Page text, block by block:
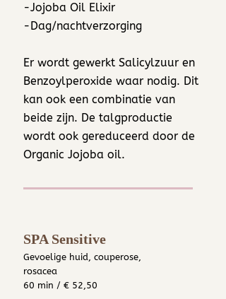
-Jojoba Oil Elixir​
-Dag/nachtverzorging
Er wordt gewerkt Salicylzuur en
Benzoylperoxide waar nodig. Dit
kan ook een combinatie van
beide zijn. De talgproductie
wordt ook gereduceerd door de
Organic Jojoba oil.
SPA Sensitive
Gevoelige huid, couperose,
rosacea
60 min / € 52,50